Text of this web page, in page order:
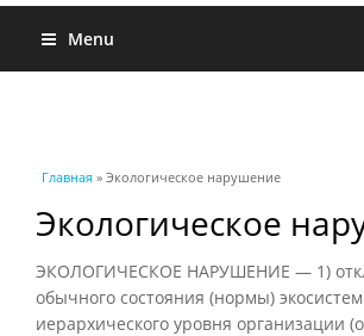
Menu
Вы здесь
Главная » Экологическое нарушение
Экологическое
ЭКОЛОГИЧЕСКОЕ НАРУШЕНИЕ — 1)
обычного состояния (нормы)
иерархического уровня организации